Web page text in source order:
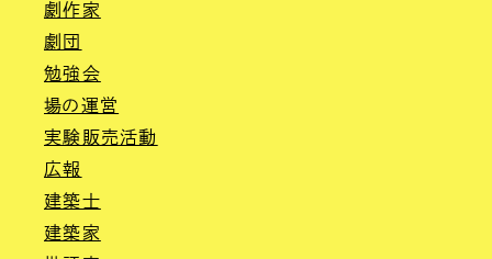
劇作家
劇団
勉強会
場の運営
実験販売活動
広報
建築士
建築家